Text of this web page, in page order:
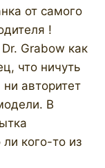
от самого
!
Grabow как
что ничуть
ни авторитет
В
кого-то из